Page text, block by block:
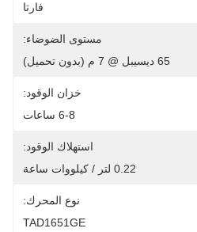
فارتا
مستوى الضوضاء:
65 ديسيبل @ 7 م (بدون تحميل)
خزان الوقود:
6-8 ساعات
استهلاك الوقود:
0.22 لتر / كيلووات ساعة
نوع المحرك:
TAD1651GE